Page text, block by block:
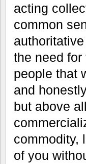
acting
common
the need
people that
and
but above
commodity,
of you